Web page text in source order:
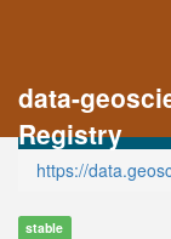
data-
Registry
https://
stable